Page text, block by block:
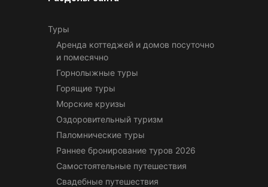
Туры
Аренда коттеджей и домов посуточно
и помесячно
Горнолыжные туры
Горящие туры
Морские круизы
Оздоровительный туризм
Паломнические туры
Раннее бронирование туров 2026
Самостоятельные путешествия
Свадебные путешествия